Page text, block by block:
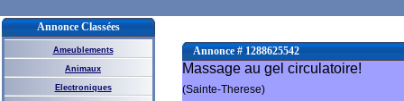
Annonce Classées
Ameublements
Animaux
Electroniques
Annonce # 1288625542
Massage au gel circulatoire!
(Sainte-Therese)